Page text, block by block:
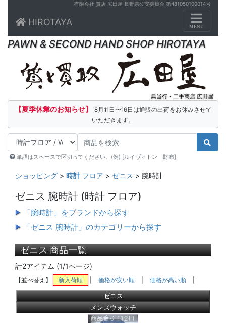
有限会社 質店 広田屋 長野県公安委員会 第481050100014号
HIROTAYA
Toggle
MENU
PAWN & SECOND HAND SHOP HIROTAYA
典当行・二手商店 広田屋
【夏季休業のお知らせ】
8月11日〜16日は通販の出荷をお休みさせて
いただきます。
単語はスペースで区切ってください。(例) [ルイヴィトン 財布]
ショッピング > 時計 フロア > ゼニス > 腕時計
ゼニス 腕時計 (時計 フロア)
「腕時計」をブランドから探す
「ゼニス 腕時計」のカテゴリーから探す
ゼニス 商品一覧
計2アイテム (1/1ページ)
【並べ替え】 新入荷順 価格が安い順 価格が高い順
ゼニス
メンズウォッチ